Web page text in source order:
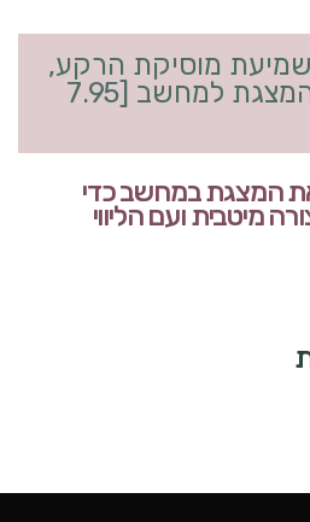
מוסיקת הרקע,
לחצו והורידו את המצגת למחשב [7.95
המצגת במחשב כדי
מיטבית ועם הליווי